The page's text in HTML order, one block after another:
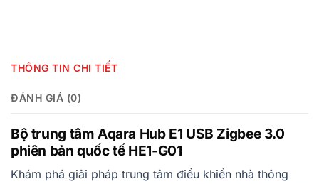
THÔNG TIN CHI TIẾT
ĐÁNH GIÁ (0)
Bộ trung tâm Aqara Hub E1 USB Zigbee 3.0
phiên bản quốc tế HE1-G01
Khám phá giải pháp trung tâm điều khiển nhà thông